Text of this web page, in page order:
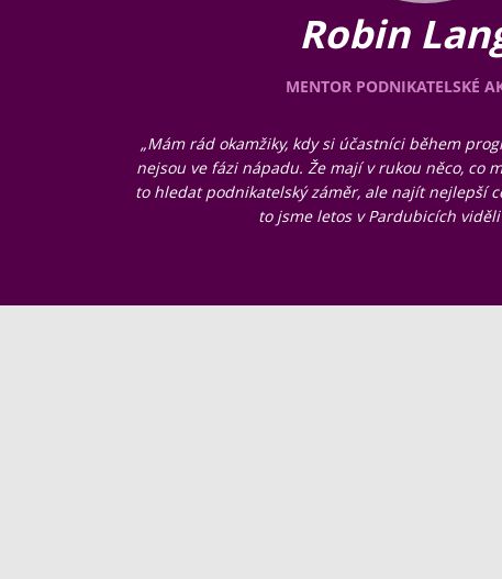
Robin
MENTOR PODNIKATELSKÉ
„Mám rád okamžiky, kdy si účastníci během
nejsou ve fázi nápadu. Že mají v rukou něco, co
to hledat podnikatelský záměr, ale najít nejlepší
to jsme letos v Pardubicích viděli